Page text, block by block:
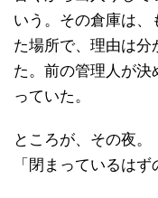
いう。その倉庫は、
た場所で、理由は分
た。前の管理人が決
っていた。
ところが、その夜。
「閉まっているは